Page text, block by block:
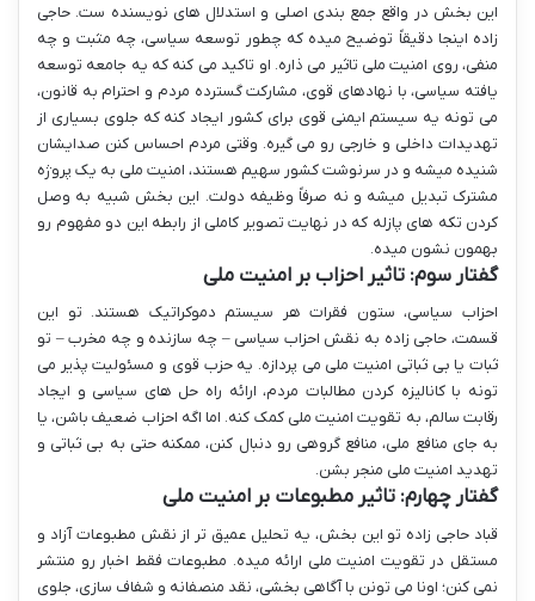
این بخش در واقع جمع بندی اصلی و استدلال های نویسنده ست. حاجی
زاده اینجا دقیقاً توضیح میده که چطور توسعه سیاسی، چه مثبت و چه
منفی، روی امنیت ملی تاثیر می ذاره. او تاکید می کنه که یه جامعه توسعه
یافته سیاسی، با نهادهای قوی، مشارکت گسترده مردم و احترام به قانون،
می تونه یه سیستم ایمنی قوی برای کشور ایجاد کنه که جلوی بسیاری از
تهدیدات داخلی و خارجی رو می گیره. وقتی مردم احساس کنن صدایشان
شنیده میشه و در سرنوشت کشور سهیم هستند، امنیت ملی به یک پروژه
مشترک تبدیل میشه و نه صرفاً وظیفه دولت. این بخش شبیه به وصل
کردن تکه های پازله که در نهایت تصویر کاملی از رابطه این دو مفهوم رو
بهمون نشون میده.
گفتار سوم: تاثیر احزاب بر امنیت ملی
احزاب سیاسی، ستون فقرات هر سیستم دموکراتیک هستند. تو این
قسمت، حاجی زاده به نقش احزاب سیاسی – چه سازنده و چه مخرب – تو
ثبات یا بی ثباتی امنیت ملی می پردازه. یه حزب قوی و مسئولیت پذیر می
تونه با کانالیزه کردن مطالبات مردم، ارائه راه حل های سیاسی و ایجاد
رقابت سالم، به تقویت امنیت ملی کمک کنه. اما اگه احزاب ضعیف باشن، یا
به جای منافع ملی، منافع گروهی رو دنبال کنن، ممکنه حتی به بی ثباتی و
تهدید امنیت ملی منجر بشن.
گفتار چهارم: تاثیر مطبوعات بر امنیت ملی
قباد حاجی زاده تو این بخش، یه تحلیل عمیق تر از نقش مطبوعات آزاد و
مستقل در تقویت امنیت ملی ارائه میده. مطبوعات فقط اخبار رو منتشر
نمی کنن؛ اونا می تونن با آگاهی بخشی، نقد منصفانه و شفاف سازی، جلوی